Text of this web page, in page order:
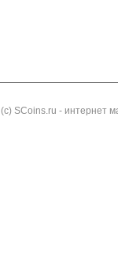
(с) SCoins.ru - интернет